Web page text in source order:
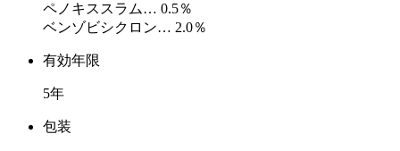
ペノキススラム… 0.5％
ベンゾビシクロン… 2.0％
有効年限
5年
包装